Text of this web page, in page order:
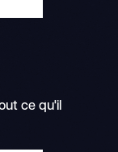
ce qu'il